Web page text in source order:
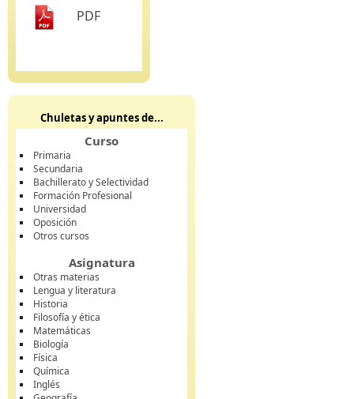
PDF
Chuletas y apuntes de...
Curso
Primaria
Secundaria
Bachillerato y Selectividad
Formación Profesional
Universidad
Oposición
Otros cursos
Asignatura
Otras materias
Lengua y literatura
Historia
Filosofía y ética
Matemáticas
Biología
Física
Química
Inglés